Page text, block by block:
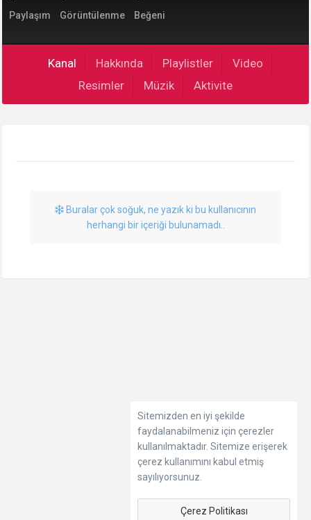
Paylaşım Görüntülenme Beğeni
Kanal Hakkında Playlistler
Video
Resimler
Müzik Aktivite
Buralar çok soğuk, ne yazık ki bu kullanıcının
herhangi bir içeriği bulunamadı..
Sitemizden en iyi şekilde
faydalanabilmeniz için çerezler
kullanılmaktadır. Sitemize erişerek
çerez kullanımını kabul etmiş
sayılıyorsunuz.
Çerez Politikası